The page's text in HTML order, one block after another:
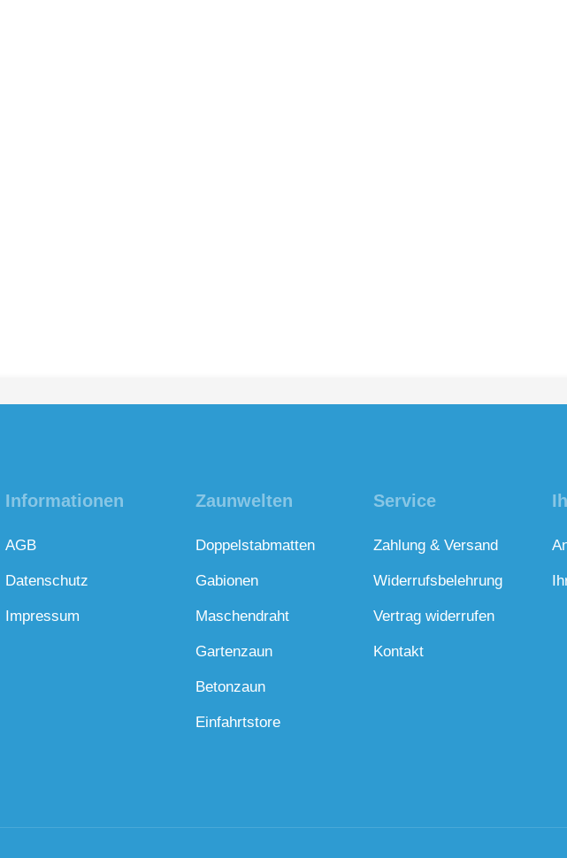
Informationen
AGB
Datenschutz
Impressum
Zaunwelten
Doppelstabmatten
Gabionen
Maschendraht
Gartenzaun
Betonzaun
Einfahrtstore
Service
Zahlung & Versand
Widerrufsbelehrung
Vertrag widerrufen
Kontakt